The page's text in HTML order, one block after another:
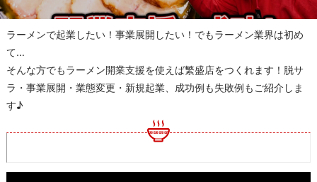
ラーメンで起業したい！事業展開したい！でもラーメン業界は初め
て…
そんな方でもラーメン開業支援を使えば繁盛店をつくれます！脱サ
ラ・事業展開・業態変更・新規起業、成功例も失敗例もご紹介しま
す♪